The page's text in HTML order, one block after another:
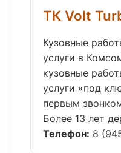
ТК Volt
Кузовные
услуги в
кузовные
услуги «под
первым
Более 13 лет
Телефон: 8